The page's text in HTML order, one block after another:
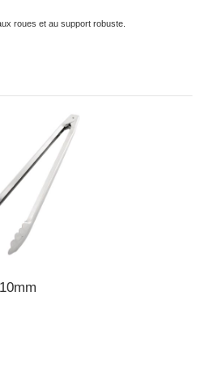
roues et au support robuste.